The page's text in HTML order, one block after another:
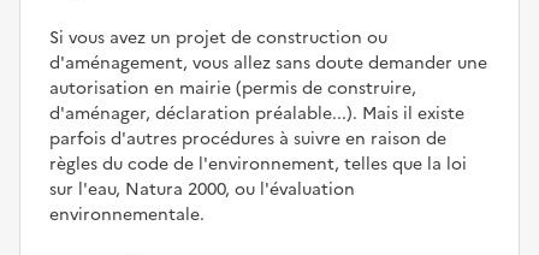
Si vous avez un projet de construction ou
d'aménagement, vous allez sans doute demander une
autorisation en mairie (permis de construire,
d'aménager, déclaration préalable...). Mais il existe
parfois d'autres procédures à suivre en raison de
règles du code de l'environnement, telles que la loi
sur l'eau, Natura 2000, ou l'évaluation
environnementale.